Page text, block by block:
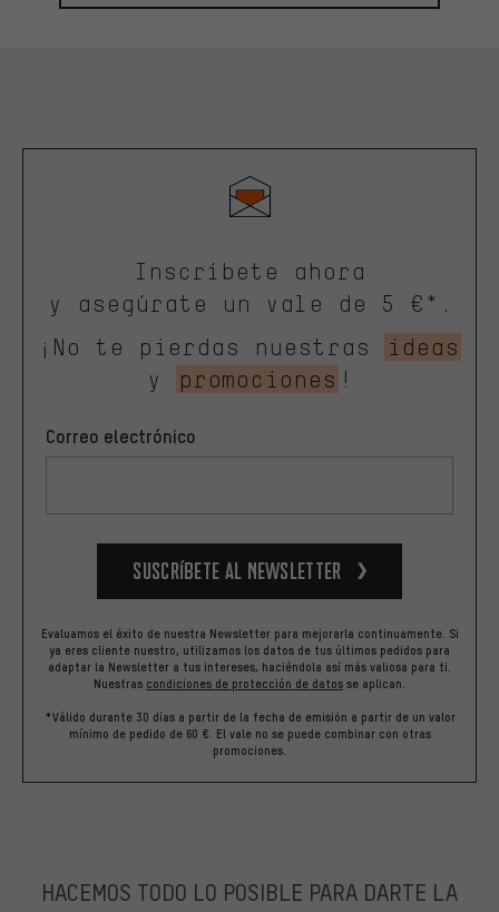
Inscríbete ahora
y asegúrate un vale de 5 €*.
¡No te pierdas nuestras
ideas
y
promociones !
Correo electrónico
Suscríbete al newsletter
Evaluamos el éxito de nuestra Newsletter para mejorarla continuamente. Si
ya eres cliente nuestro, utilizamos los datos de tus últimos pedidos para
adaptar la Newsletter a tus intereses, haciéndola así más valiosa para ti.
Nuestras condiciones de protección de datos se aplican.
*Válido durante 30 días a partir de la fecha de emisión a partir de un valor
mínimo de pedido de 60 €. El vale no se puede combinar con otras
promociones.
HACEMOS TODO LO POSIBLE PARA DARTE LA